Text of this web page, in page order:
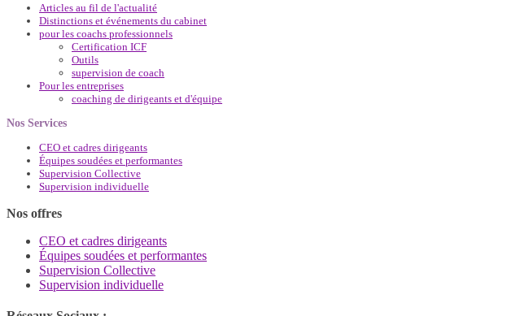
Articles au fil de l'actualité
Distinctions et événements du cabinet
pour les coachs professionnels
Certification ICF
Outils
supervision de coach
Pour les entreprises
coaching de dirigeants et d'équipe
Nos Services
CEO et cadres dirigeants
Équipes soudées et performantes
Supervision Collective
Supervision individuelle
Nos offres
CEO et cadres dirigeants
Équipes soudées et performantes
Supervision Collective
Supervision individuelle